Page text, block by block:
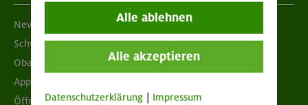
Newsletter
Schwarzes Brett
Obacht geben!
App "Mein DAV+"
Öffnungszeiten
Alle ablehnen
Alle akzeptieren
Datenschutzerklärung Impressum